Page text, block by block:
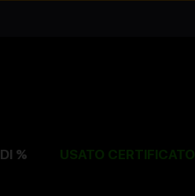
% USATO CERTIFICATO